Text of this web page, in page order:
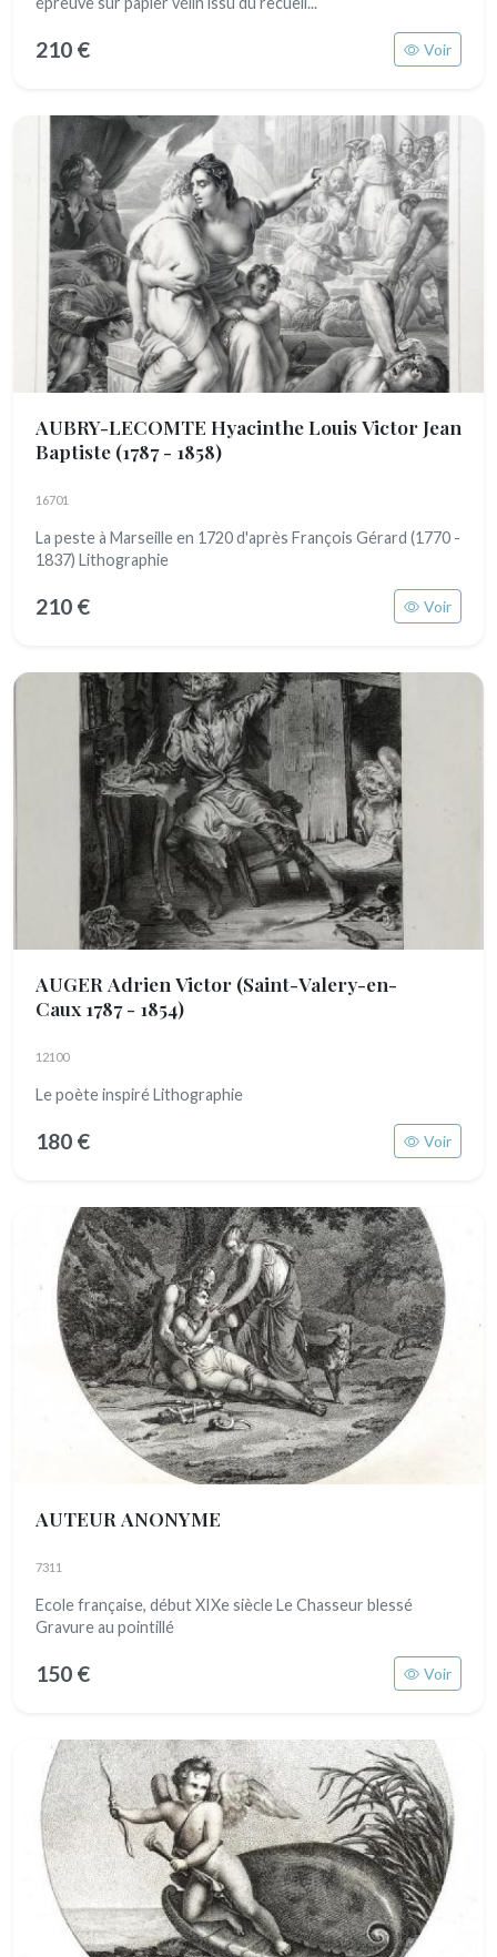
210 € Voir
AUBRY-LECOMTE Hyacinthe Louis Victor Jean
Baptiste (1787 - 1858)
16701
La peste à Marseille en 1720 d'après François Gérard (1770 -
1837) Lithographie
210 € Voir
AUGER Adrien Victor (Saint-Valery-en-
Caux 1787 - 1854)
12100
Le poète inspiré Lithographie
180 € Voir
AUTEUR ANONYME
7311
Ecole française, début XIXe siècle Le Chasseur blessé
Gravure au pointillé
150 € Voir